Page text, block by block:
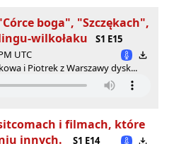
boga", "Szczękach",
wilkołaku
S1 E15
UTC
i Piotrek z Warszawy dysk...
i filmach, które
innych.
S1 E14